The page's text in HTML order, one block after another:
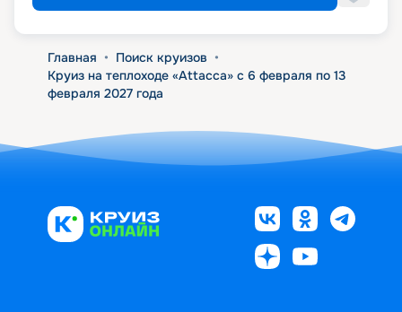
Главная • Поиск круизов •
Круиз на теплоходе «Attacca» с 6 февраля по 13
февраля 2027 года